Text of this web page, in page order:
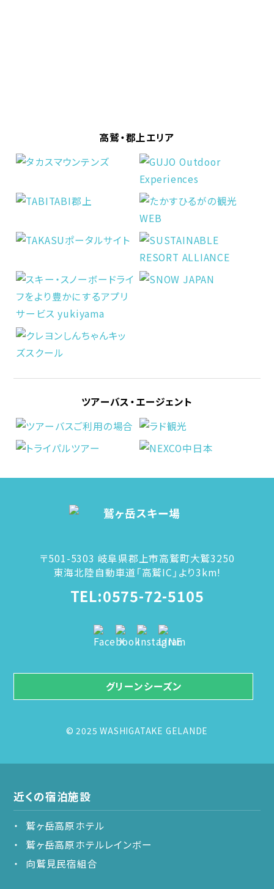
高鷲・郡上エリア
ツアーバス・エージェント
〒501-5303 岐阜県郡上市高鷲町大鷲3250
東海北陸自動車道「高鷲IC」より3km!
TEL:0575-72-5105
グリーンシーズン
© 2025 WASHIGATAKE GELANDE
近くの宿泊施設
鷲ヶ岳高原ホテル
鷲ヶ岳高原ホテルレインボー
向鷲見民宿組合